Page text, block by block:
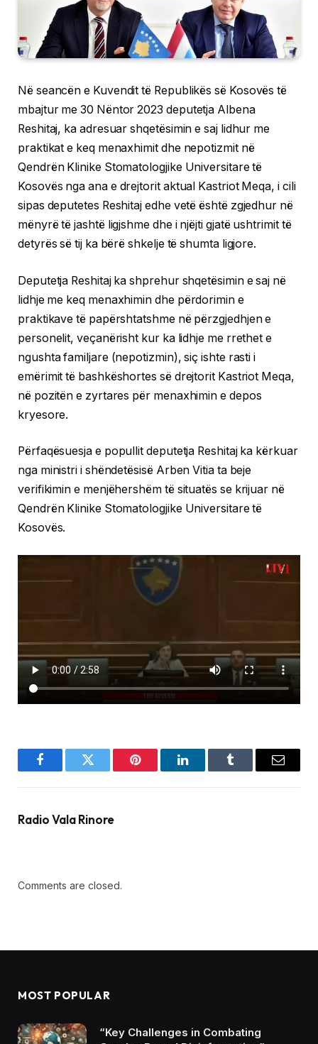
Në seancën e Kuvendit të Republikës së Kosovës të
mbajtur me 30 Nëntor 2023 deputetja Albena
Reshitaj, ka adresuar shqetësimin e saj lidhur me
praktikat e keq menaxhimit dhe nepotizmit në
Qendrën Klinike Stomatologjike Universitare të
Kosovës nga ana e drejtorit aktual Kastriot Meqa, i cili
sipas deputetes Reshitaj edhe vetë është zgjedhur në
mënyrë të jashtë ligjshme dhe i njëjti gjatë ushtrimit të
detyrës së tij ka bërë shkelje të shumta ligjore.
Deputetja Reshitaj ka shprehur shqetësimin e saj në
lidhje me keq menaxhimin dhe përdorimin e
praktikave të papërshtatshme në përzgjedhjen e
personelit, veçanërisht kur ka lidhje me rrethet e
ngushta familjare (nepotizmin), siç ishte rasti i
emërimit të bashkëshortes së drejtorit Kastriot Meqa,
në pozitën e zyrtares për menaxhimin e depos
kryesore.
Përfaqësuesja e popullit deputetja Reshitaj ka kërkuar
nga ministri i shëndetësisë Arben Vitia ta beje
verifikimin e menjëhershëm të situatës se krijuar në
Qendrën Klinike Stomatologjike Universitare të
Kosovës.
FacebookTwitter Pinterest LinkedInTumblr Email
Radio Vala Rinore
Comments are closed.
MOST POPULAR
“Key Challenges in Combating